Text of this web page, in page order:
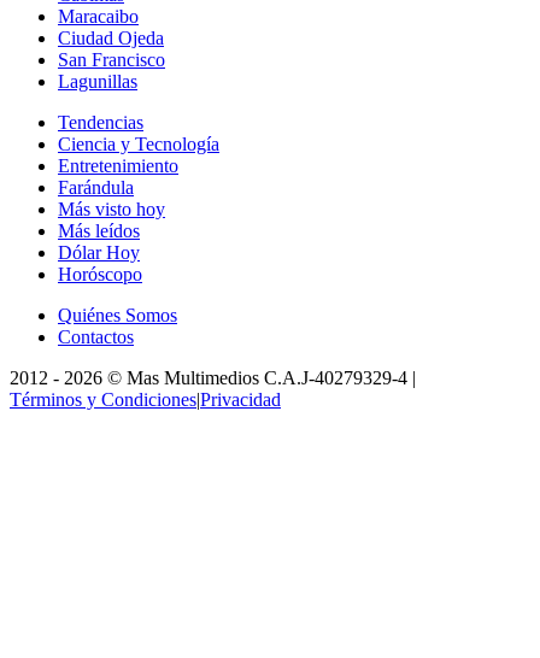
Maracaibo
Ciudad Ojeda
San Francisco
Lagunillas
Tendencias
Ciencia y Tecnología
Entretenimiento
Farándula
Más visto hoy
Más leídos
Dólar Hoy
Horóscopo
Quiénes Somos
Contactos
2012 - 2026 © Mas Multimedios C.A.J-40279329-4 |
Términos y Condiciones|Privacidad